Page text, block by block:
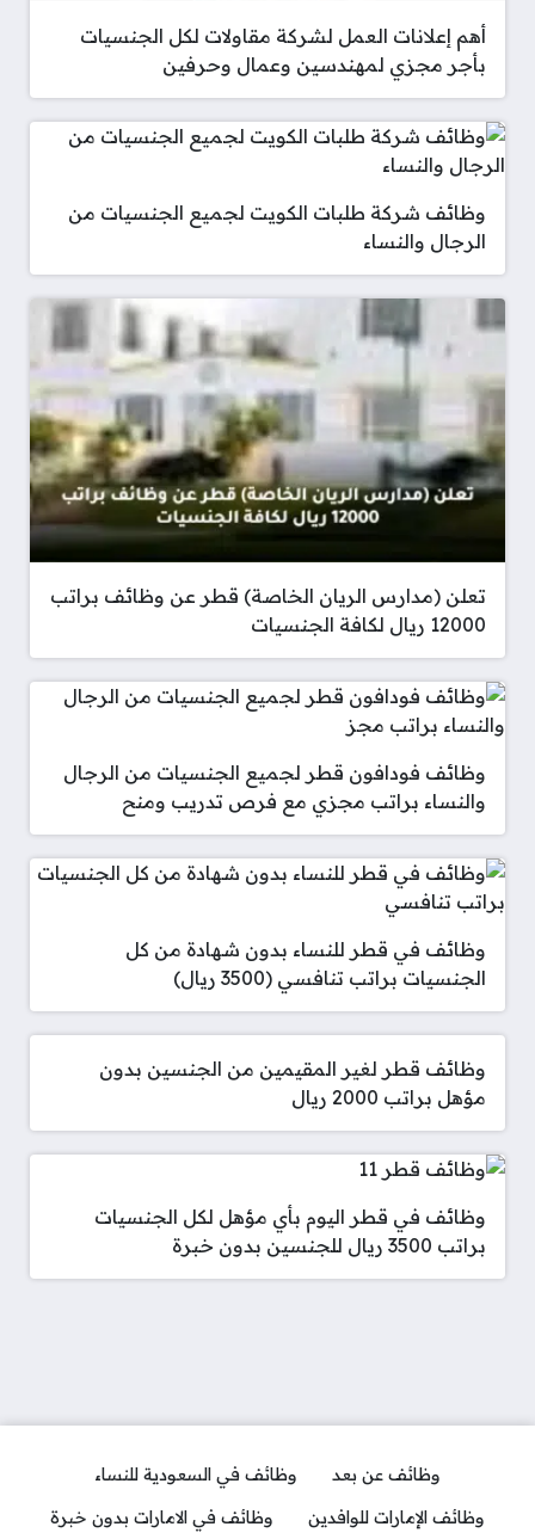
أهم إعلانات العمل لشركة مقاولات لكل الجنسيات
بأجر مجزي لمهندسين وعمال وحرفين
وظائف شركة طلبات الكويت لجميع الجنسيات من
الرجال والنساء
تعلن (مدارس الريان الخاصة) قطر عن وظائف براتب
12000 ريال لكافة الجنسيات
وظائف فودافون قطر لجميع الجنسيات من الرجال
والنساء براتب مجزي مع فرص تدريب ومنح
وظائف في قطر للنساء بدون شهادة من كل
الجنسيات براتب تنافسي (3500 ريال)
وظائف قطر لغير المقيمين من الجنسين بدون
مؤهل براتب 2000 ريال
وظائف في قطر اليوم بأي مؤهل لكل الجنسيات
براتب 3500 ريال للجنسين بدون خبرة
وظائف عن بعد
وظائف في السعودية للنساء
وظائف الإمارات للوافدين
وظائف في الامارات بدون خبرة